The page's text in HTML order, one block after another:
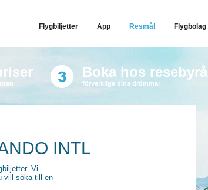
Flygbiljetter App Resmål Flygbolag
Boka hos resebyrå
förverkliga dina drömmar
INTL
Vi
vill söka till en